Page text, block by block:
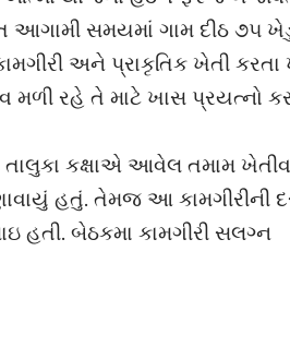
આગામી સમયમાં ગામ દીઠ ૭૫
અને પ્રાકૃતિક ખેતી
રહે તે માટે ખાસ પ્રયત્નો
તાલુકા કક્ષાએ આવેલ તમામ
હતું. તેમજ આ કામગીરીની
હતી. બેઠકમા કામગીરી સલગ્ન